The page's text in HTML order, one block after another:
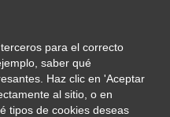
para el correcto
saber qué
Haz clic en 'Aceptar
al sitio, o en
tipos de cookies deseas